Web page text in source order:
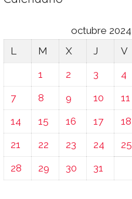
octubre 2024
L
M X J V
1
2 3 4
7
8 9 10 11
14
15 16 17 18
21
22 23 24 25
28
29 30 31